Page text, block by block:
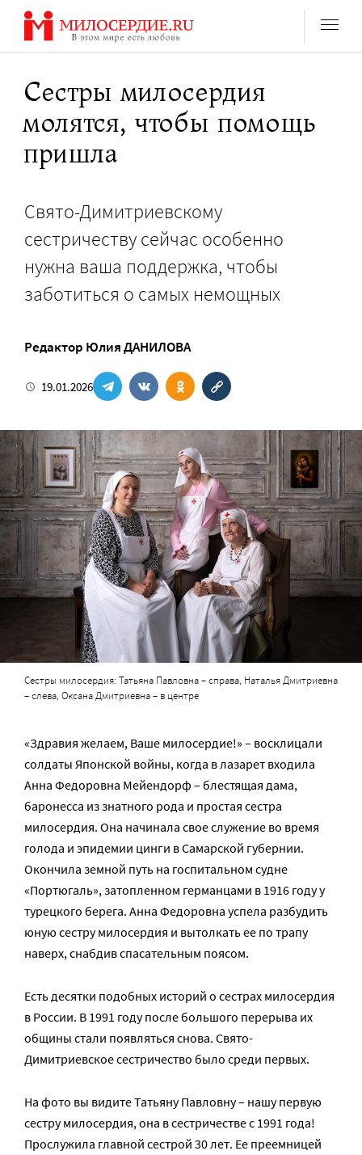
Перейти
содержанию
Сестры милосердия
молятся, чтобы помощь
пришла
Свято-Димитриевскому
сестричеству сейчас особенно
нужна ваша поддержка, чтобы
заботиться о самых немощных
Pедактор Юлия ДАНИЛОВА
19.01.2026
Сестры милосердия: Татьяна Павловна – справа, Наталья Дмитриевна
– слева, Оксана Дмитриевна – в центре
«Здравия желаем, Ваше милосердие!» – восклицали
солдаты Японской войны, когда в лазарет входила
Анна Федоровна Мейендорф – блестящая дама,
баронесса из знатного рода и простая сестра
милосердия. Она начинала свое служение во время
голода и эпидемии цинги в Самарской губернии.
Окончила земной путь на госпитальном судне
«Портюгаль», затопленном германцами в 1916 году у
турецкого берега. Анна Федоровна успела разбудить
юную сестру милосердия и вытолкать ее по трапу
наверх, снабдив спасательным поясом.
Есть десятки подобных историй о сестрах милосердия
в России. В 1991 году после большого перерыва их
общины стали появляться снова. Свято-
Димитриевское сестричество было среди первых.
На фото вы видите Татьяну Павловну – нашу первую
сестру милосердия, она в сестричестве с 1991 года!
Прослужила главной сестрой 30 лет. Ее преемницей